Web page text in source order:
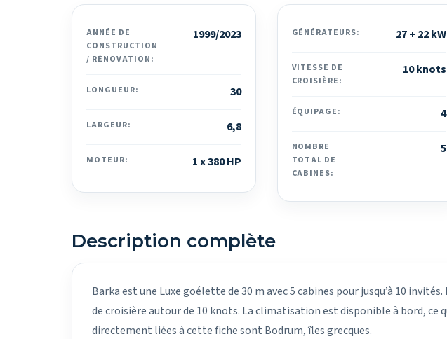
ANNÉE DE
CONSTRUCTION
/ RÉNOVATION:
1999/2023
LONGUEUR: 30
LARGEUR: 6,8
MOTEUR: 1 x 380 HP
GÉNÉRATEURS: 27 + 22 kW
VITESSE DE
CROISIÈRE:
10 knots
ÉQUIPAGE: 4
NOMBRE
TOTAL DE
CABINES:
5
Description complète
Barka est une Luxe goélette de 30 m avec 5 cabines pour jusqu’à 10
de croisière autour de 10 knots. La climatisation est disponible à bord, ce
directement liées à cette fiche sont Bodrum, îles grecques.